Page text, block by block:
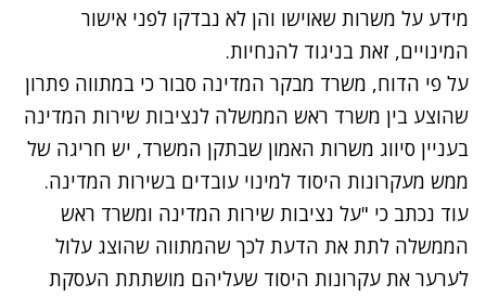
מידע על משרות שאוישו והן לא נבדקו לפני אישור
המינויים, זאת בניגוד להנחיות.
על פי הדוח, משרד מבקר המדינה סבור כי במתווה פתרון
שהוצע בין משרד ראש הממשלה לנציבות שירות המדינה
בעניין סיווג משרות האמון שבתקן המשרד, יש חריגה של
ממש מעקרונות היסוד למינוי עובדים בשירות המדינה.
עוד נכתב כי "על נציבות שירות המדינה ומשרד ראש
הממשלה לתת את הדעת לכך שהמתווה שהוצג עלול
לערער את עקרונות היסוד שעליהם מושתתת העסקת